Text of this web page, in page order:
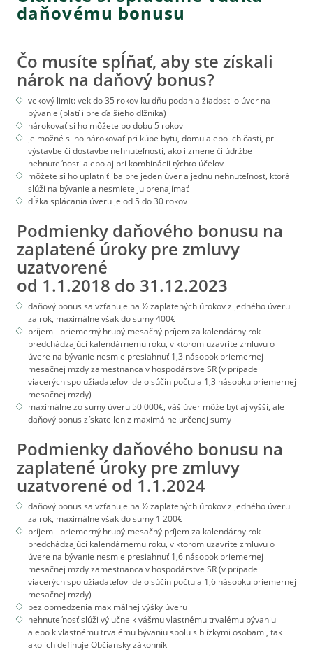
daňovému bonusu
Čo musíte spĺňať, aby ste získali
nárok na daňový bonus?
vekový limit: vek do 35 rokov ku dňu podania žiadosti o úver na
bývanie (platí i pre ďalšieho dlžníka)
nárokovať si ho môžete po dobu 5 rokov
je možné si ho nárokovať pri kúpe bytu, domu alebo ich časti, pri
výstavbe či dostavbe nehnuteľnosti, ako i zmene či údržbe
nehnuteľnosti alebo aj pri kombinácii týchto účelov
môžete si ho uplatniť iba pre jeden úver a jednu nehnuteľnosť, ktorá
slúži na bývanie a nesmiete ju prenajímať
dĺžka splácania úveru je od 5 do 30 rokov
Podmienky daňového bonusu na
zaplatené úroky pre zmluvy
uzatvorené
od 1.1.2018 do 31.12.2023
daňový bonus sa vzťahuje na ½ zaplatených úrokov z jedného úveru
za rok, maximálne však do sumy 400€
príjem - priemerný hrubý mesačný príjem za kalendárny rok
predchádzajúci kalendárnemu roku, v ktorom uzavrite zmluvu o
úvere na bývanie nesmie presiahnuť 1,3 násobok priemernej
mesačnej mzdy zamestnanca v hospodárstve SR (v prípade
viacerých spolužiadateľov ide o súčin počtu a 1,3 násobku priemernej
mesačnej mzdy)
maximálne zo sumy úveru 50 000€, váš úver môže byť aj vyšší, ale
daňový bonus získate len z maximálne určenej sumy
Podmienky daňového bonusu na
zaplatené úroky pre zmluvy
uzatvorené od 1.1.2024
daňový bonus sa vzťahuje na ½ zaplatených úrokov z jedného úveru
za rok, maximálne však do sumy 1 200€
príjem - priemerný hrubý mesačný príjem za kalendárny rok
predchádzajúci kalendárnemu roku, v ktorom uzavrite zmluvu o
úvere na bývanie nesmie presiahnuť 1,6 násobok priemernej
mesačnej mzdy zamestnanca v hospodárstve SR (v prípade
viacerých spolužiadateľov ide o súčin počtu a 1,6 násobku priemernej
mesačnej mzdy)
bez obmedzenia maximálnej výšky úveru
nehnuteľnosť slúži výlučne k vášmu vlastnému trvalému bývaniu
alebo k vlastnému trvalému bývaniu spolu s blízkymi osobami, tak
ako ich definuje Občiansky zákonník